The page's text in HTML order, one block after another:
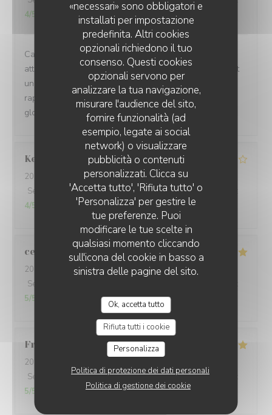
«necessari» sono obbligatori e
installati per impostazione
predefinita. Altri cookies
opzionali richiedono il tuo
consenso. Questi cookies
opzionali servono per
analizzare la tua navigazione,
misurare l'audience del sito,
fornire funzionalità (ad
esempio, legate ai social
network) o visualizzare
pubblicità o contenuti
personalizzati. Clicca su
'Accetta tutto', 'Rifiuta tutto' o
'Personalizza' per gestire le
tue preferenze. Puoi
modificare le tue scelte in
qualsiasi momento cliccando
sull'icona del cookie in basso a
sinistra delle pagine del sito.
Ok, accetta tutto
Rifiuta tutti i cookie
Personalizza
Politica di protezione dei dati personali
Politica di gestione dei cookie
4/5
Cadre chaleureux , Accueil attentif , Carte et Menu
attractifs pour tous les goûts , Carte des vins permettant
un bon choix , Cuisine soignée , Service rapide , prix en
rapport . Parking gratuit à proximité . Etions un couple :
globalement très satisfaits .
Kerleau
2026-08-03
- 12:30 - Ospiti 5
Servizio
/5 Atmosfera: 4/5 Cucina:4 /5 Qualità / Prezzo
4/5
celine
2026-08-01
- 20:30 - Ospiti 2
Servizio
5/5
Frans
2026-07-31
Servizio
/5 Atmosfera:5/5 Cucina:5/5 Qualità / Prezzo
5/5